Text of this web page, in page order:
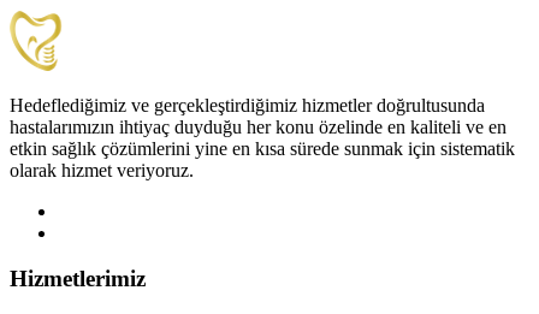
Hedeflediğimiz ve gerçekleştirdiğimiz hizmetler doğrultusunda
hastalarımızın ihtiyaç duyduğu her konu özelinde en kaliteli ve en
etkin sağlık çözümlerini yine en kısa sürede sunmak için sistematik
olarak hizmet veriyoruz.
Hizmetlerimiz